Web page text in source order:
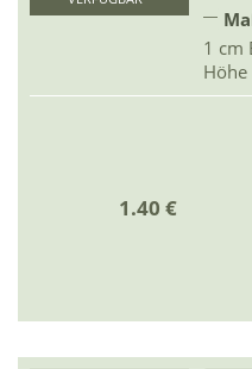
1 cm
Höhe
1.40 €